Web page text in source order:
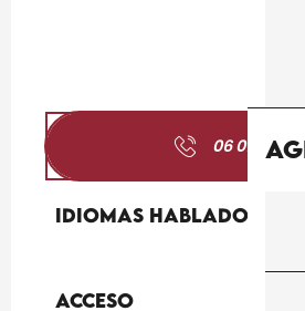
06 07 01 79
Idiomas hablados
Idiomas hablados
Acceso
Acceso